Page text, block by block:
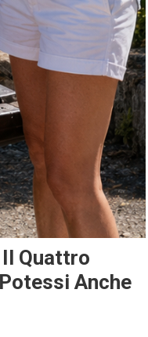
Quattro
Anche